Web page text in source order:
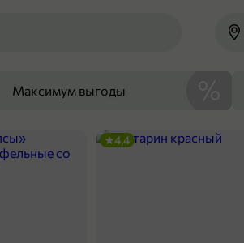
Максимум выгоды
4,4